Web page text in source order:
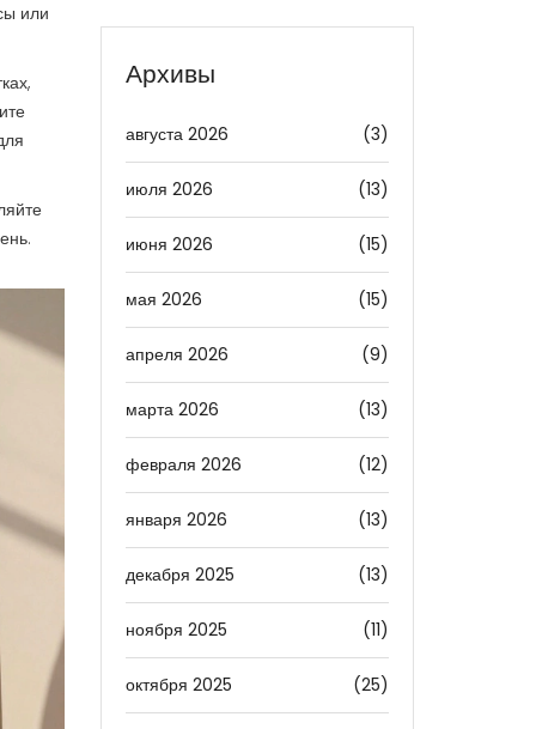
или
Архивы
августа 2026 (3)
июля 2026 (13)
июня 2026 (15)
мая 2026 (15)
апреля 2026 (9)
марта 2026 (13)
февраля 2026 (12)
января 2026 (13)
декабря 2025 (13)
ноября 2025 (11)
октября 2025 (25)